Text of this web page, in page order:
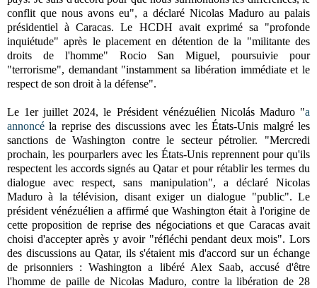
conflit que nous avons eu", a déclaré Nicolas Maduro au palais
présidentiel à Caracas. Le HCDH avait exprimé sa "profonde
inquiétude" après le placement en détention de la "militante des
droits de l'homme" Rocio San Miguel, poursuivie pour
"terrorisme", demandant "instamment sa libération immédiate et le
respect de son droit à la défense".
Le 1er juillet 2024, le Président vénézuélien Nicolás Maduro "a
annoncé la reprise des discussions avec les États-Unis malgré les
sanctions de Washington contre le secteur pétrolier. "Mercredi
prochain, les pourparlers avec les États-Unis reprennent pour qu'ils
respectent les accords signés au Qatar et pour rétablir les termes du
dialogue avec respect, sans manipulation", a déclaré Nicolas
Maduro à la télévision, disant exiger un dialogue "public". Le
président vénézuélien a affirmé que Washington était à l'origine de
cette proposition de reprise des négociations et que Caracas avait
choisi d'accepter après y avoir "réfléchi pendant deux mois". Lors
des discussions au Qatar, ils s'étaient mis d'accord sur un échange
de prisonniers : Washington a libéré Alex Saab, accusé d'être
l'homme de paille de Nicolas Maduro, contre la libération de 28